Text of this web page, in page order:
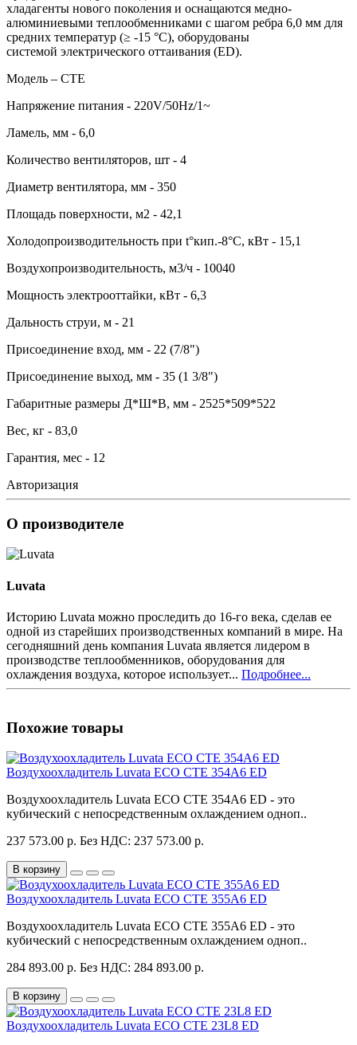
хладагенты нового поколения и оснащаются медно-
алюминиевыми теплообменниками с шагом ребра 6,0 мм для
средних температур (≥ -15 °C), оборудованы
системой электрического оттаивания (ED).
Модель – CTE
Напряжение питания - 220V/50Hz/1~
Ламель, мм - 6,0
Количество вентиляторов, шт - 4
Диаметр вентилятора, мм - 350
Площадь поверхности, м2 - 42,1
Холодопроизводительность при t°кип.-8°С, кВт - 15,1
Воздухопроизводительность, м3/ч - 10040
Мощность электрооттайки, кВт - 6,3
Дальность струи, м - 21
Присоединение вход, мм - 22 (7/8")
Присоединение выход, мм - 35 (1 3/8")
Габаритные размеры Д*Ш*В, мм - 2525*509*522
Вес, кг - 83,0
Гарантия, мес - 12
Авторизация
О производителе
Luvata
Историю Luvata можно проследить до 16-го века, сделав ее
одной из старейших производственных компаний в мире. На
сегодняшний день компания Luvata является лидером в
производстве теплообменников, оборудования для
охлаждения воздуха, которое использует... Подробнее...
Похожие товары
Воздухоохладитель Luvata ECO CTE 354A6 ED
Воздухоохладитель Luvata ECO CTE 354A6 ED - это
кубический с непосредственным охлаждением одноп..
237 573.00 р. Без НДС: 237 573.00 р.
В корзину
Воздухоохладитель Luvata ECO CTE 355A6 ED
Воздухоохладитель Luvata ECO CTE 355A6 ED - это
кубический с непосредственным охлаждением одноп..
284 893.00 р. Без НДС: 284 893.00 р.
В корзину
Воздухоохладитель Luvata ECO CTE 23L8 ED